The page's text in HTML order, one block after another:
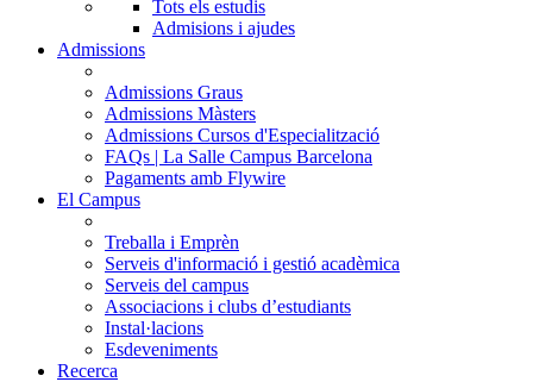
Tots els estudis
Admisions i ajudes
Admissions
Admissions Graus
Admissions Màsters
Admissions Cursos d'Especialització
FAQs | La Salle Campus Barcelona
Pagaments amb Flywire
El Campus
Treballa i Emprèn
Serveis d'informació i gestió acadèmica
Serveis del campus
Associacions i clubs d’estudiants
Instal·lacions
Esdeveniments
Recerca